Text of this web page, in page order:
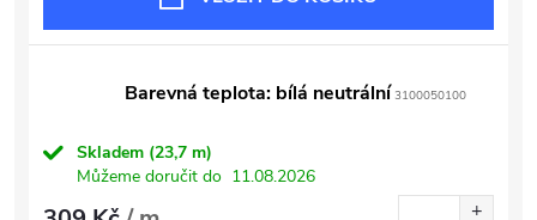
Barevná teplota: bílá neutrální 3100050100
Skladem (23,7 m)
Můžeme doručit do 11.08.2026